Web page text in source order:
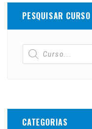
PESQUISAR CURSO
CATEGORIAS